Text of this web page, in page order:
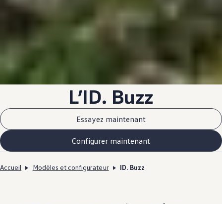
L’ID. Buzz
Essayez maintenant
Configurer maintenant
Accueil Modèles et configurateur ID. Buzz